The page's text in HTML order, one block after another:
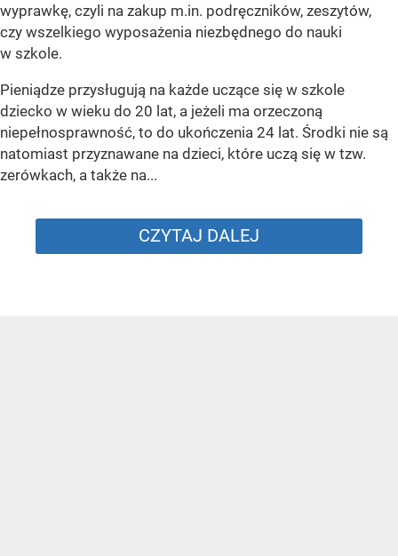
wyprawkę, czyli na zakup m.in. podręczników, zeszytów,
czy wszelkiego wyposażenia niezbędnego do nauki
w szkole.
Pieniądze przysługują na każde uczące się w szkole
dziecko w wieku do 20 lat, a jeżeli ma orzeczoną
niepełnosprawność, to do ukończenia 24 lat. Środki nie są
natomiast przyznawane na dzieci, które uczą się w tzw.
zerówkach, a także na...
CZYTAJ DALEJ